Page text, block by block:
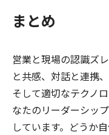
まとめ
営業と現場の認識ズ
と共感、対話と連携
そして適切なテクノ
なたのリーダーシッ
しています。どうか